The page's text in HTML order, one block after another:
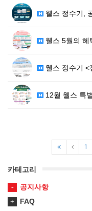
웰스 정수기,
웰스 5월의 혜
웰스 정수기 <
12월 웰스 특
1
카테고리
공지사항
FAQ